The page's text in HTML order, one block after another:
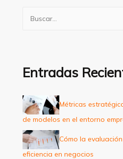
a
p
o
r
:
Entradas
Métricas
de modelos en el entorno
Cómo la
eficiencia en negocios